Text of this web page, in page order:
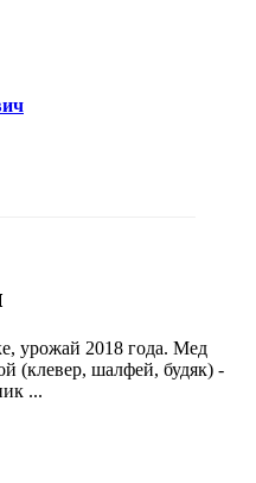
урожай 2018 года. Мед
(клевер, шалфей, будяк) -
...